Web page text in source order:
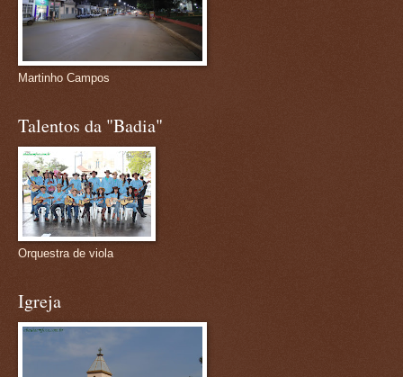
Martinho Campos
Talentos da "Badia"
Orquestra de viola
Igreja